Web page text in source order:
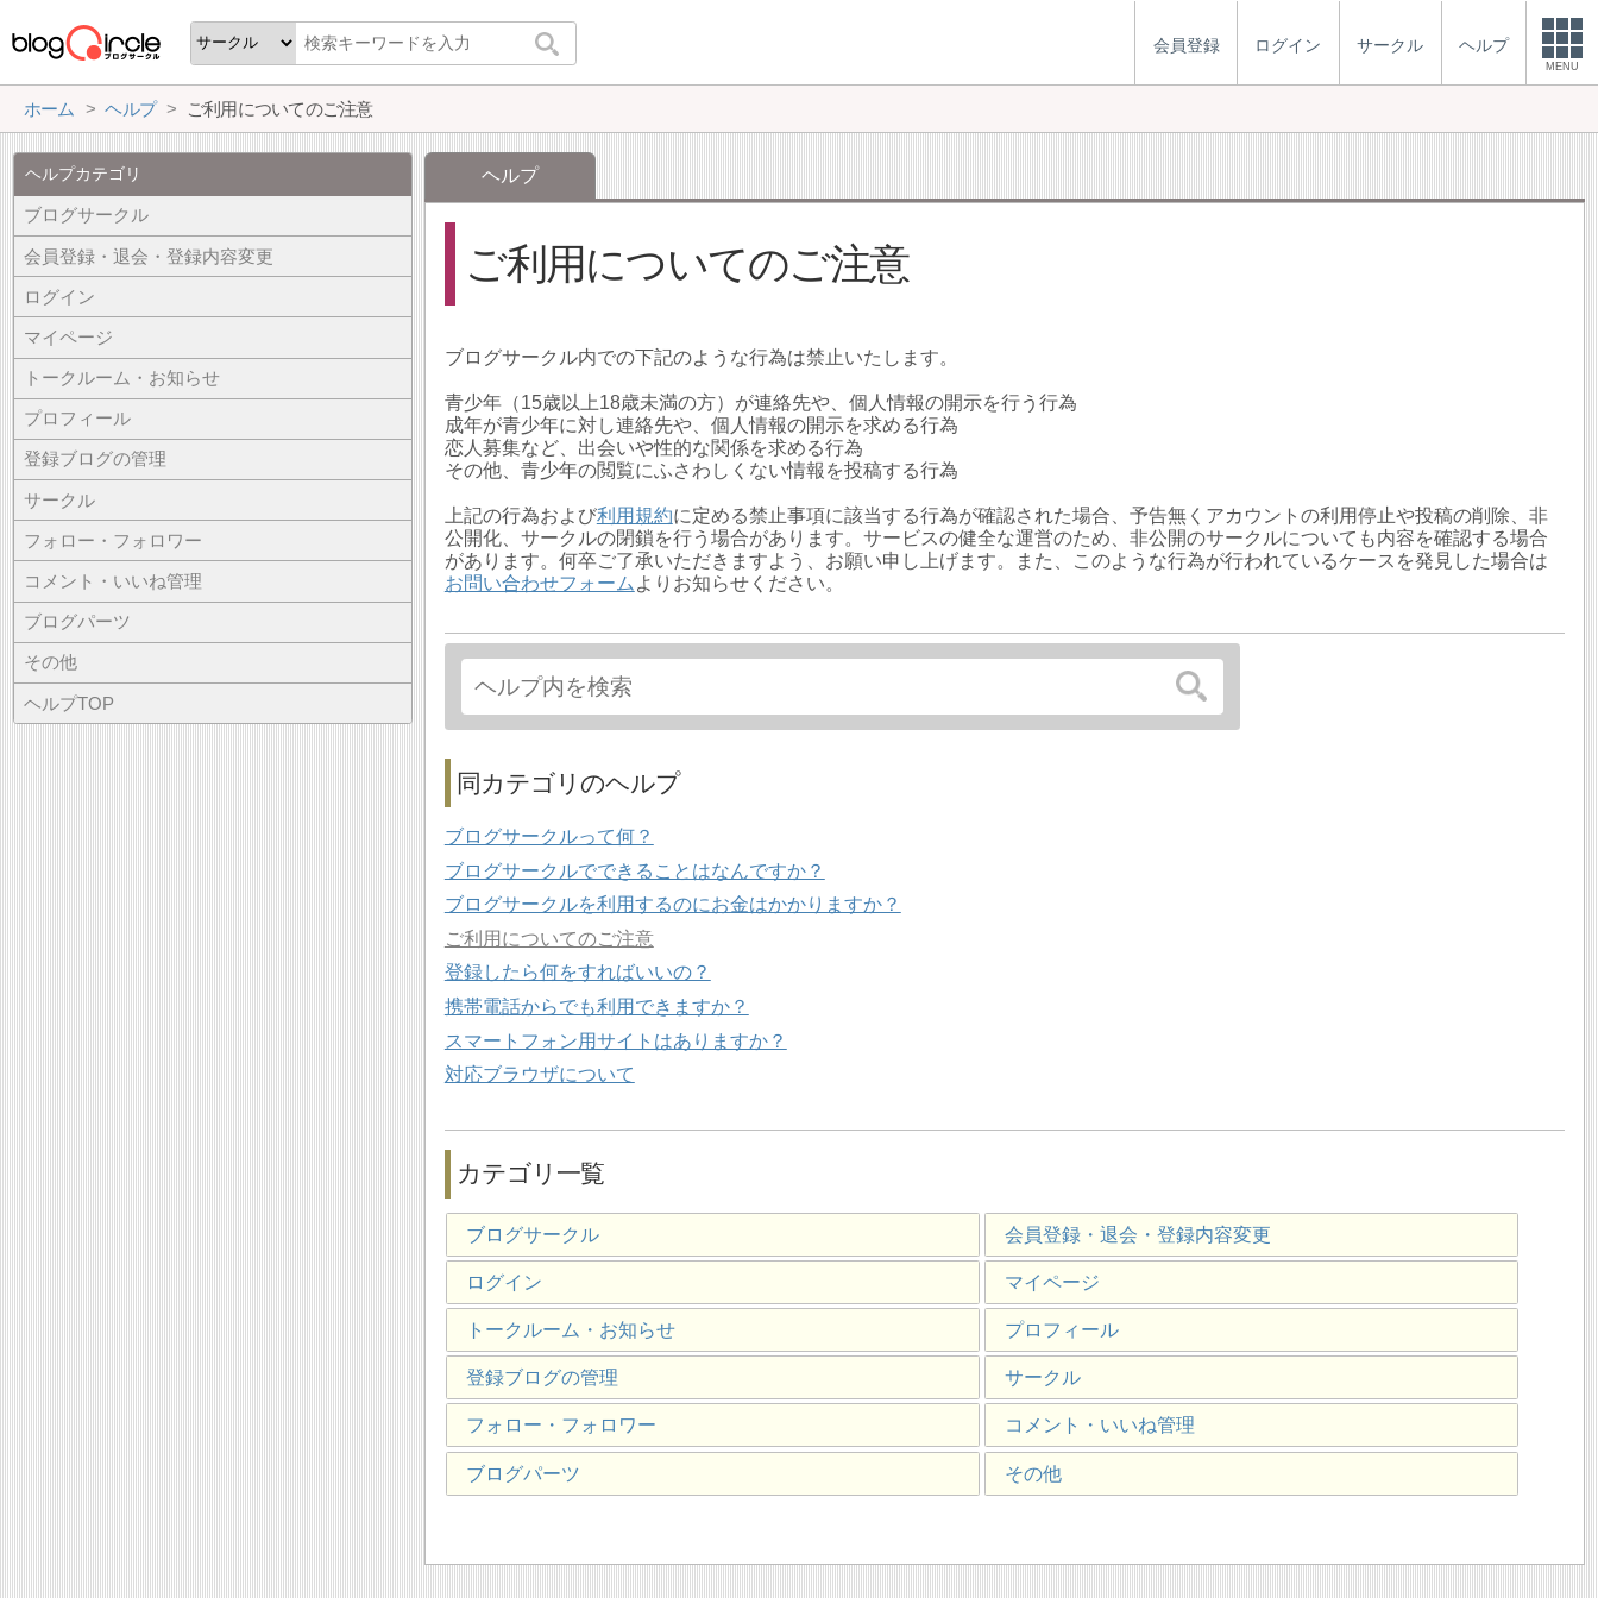
会員登録 ログイン サークル ヘルプ
MENU
ホーム ヘルプ ご利用についてのご注意
ヘルプ
ご利用についてのご注意
ブログサークル内での下記のような行為は禁止いたします。
青少年（15歳以上18歳未満の方）が連絡先や、個人情報の開示を行う行為
成年が青少年に対し連絡先や、個人情報の開示を求める行為
恋人募集など、出会いや性的な関係を求める行為
その他、青少年の閲覧にふさわしくない情報を投稿する行為
上記の行為および利用規約に定める禁止事項に該当する行為が確認された場合、予告無くアカウントの利用停止や投稿の削除、非
公開化、サークルの閉鎖を行う場合があります。サービスの健全な運営のため、非公開のサークルについても内容を確認する場合
があります。何卒ご了承いただきますよう、お願い申し上げます。また、このような行為が行われているケースを発見した場合は
お問い合わせフォーム よりお知らせください。
同カテゴリのヘルプ
ブログサークルって何？
ブログサークルでできることはなんですか？
ブログサークルを利用するのにお金はかかりますか？
ご利用についてのご注意
登録したら何をすればいいの？
携帯電話からでも利用できますか？
スマートフォン用サイトはありますか？
対応ブラウザについて
カテゴリ一覧
ブログサークル 会員登録・退会・登録内容変更
ログイン マイページ
トークルーム・お知らせ プロフィール
登録ブログの管理 サークル
フォロー・フォロワー コメント・いいね管理
ブログパーツ その他
ヘルプカテゴリ
ブログサークル
会員登録・退会・登録内容変更
ログイン
マイページ
トークルーム・お知らせ
プロフィール
登録ブログの管理
サークル
フォロー・フォロワー
コメント・いいね管理
ブログパーツ
その他
ヘルプTOP